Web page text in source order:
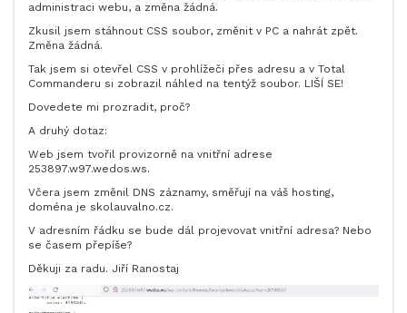
administraci webu, a změna žádná.
Zkusil jsem stáhnout CSS soubor, změnit v PC a nahrát zpět.
Změna žádná.
Tak jsem si otevřel CSS v prohlížeči přes adresu a v Total
Commanderu si zobrazil náhled na tentýž soubor. LIŠÍ SE!
Dovedete mi prozradit, proč?
A druhý dotaz:
Web jsem tvořil provizorně na vnitřní adrese
253897.w97.wedos.ws.
Včera jsem změnil DNS záznamy, směřují na váš hosting,
doména je skolauvalno.cz.
V adresním řádku se bude dál projevovat vnitřní adresa? Nebo
se časem přepíše?
Děkuji za radu. Jiří Ranostaj